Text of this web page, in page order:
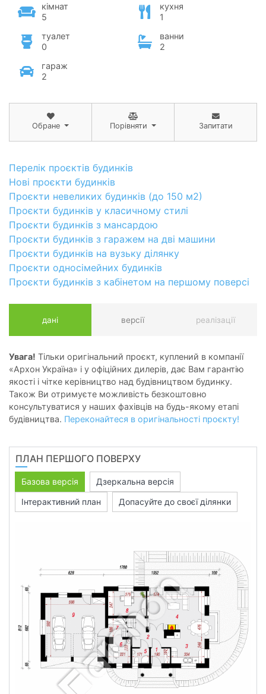
кімнат
5
кухня
1
туалет
0
ванни
2
гараж
2
Обране Порівняти Запитати
Перелік проєктів будинків
Нові проєкти будинків
Проєкти невеликих будинків (до 150 м2)
Проєкти будинків у класичному стилі
Проєкти будинків з мансардою
Проєкти будинків з гаражем на дві машини
Проєкти будинків на вузьку ділянку
Проєкти односімейних будинків
Проєкти будинків з кабінетом на першому поверсі
дані версії реалізації
Увага! Тільки оригінальний проєкт, куплений в компанії
«Архон Україна» і у офіційних дилерів, дає Вам гарантію
якості і чітке керівництво над будівництвом будинку.
Також Ви отримуєте можливість безкоштовно
консультуватися у наших фахівців на будь-якому етапі
будівництва. Переконайтеся в оригінальності проєкту!
ПЛАН ПЕРШОГО ПОВЕРХУ
Базова версія
Дзеркальна версія
Інтерактивний план
Допасуйте до своєї ділянки